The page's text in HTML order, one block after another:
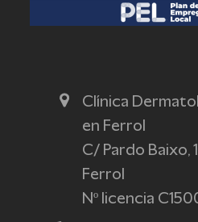
Clínica
en Ferrol
C/ Pardo Baixo,
Ferrol
Nº licencia